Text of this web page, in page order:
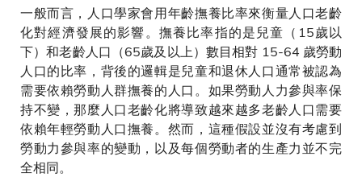
一般而言，人口學家會用年齡撫養比率來衡量人口老齡
化對經濟發展的影響。撫養比率指的是兒童（15歲以
下）和老齡人口（65歲及以上）數目相對 15-64 歲勞動
人口的比率，背後的邏輯是兒童和退休人口通常被認為
需要依賴勞動人群撫養的人口。如果勞動人力參與率保
持不變，那麼人口老齡化將導致越來越多老齡人口需要
依賴年輕勞動人口撫養。然而，這種假設並沒有考慮到
勞動力參與率的變動，以及每個勞動者的生產力並不完
全相同。